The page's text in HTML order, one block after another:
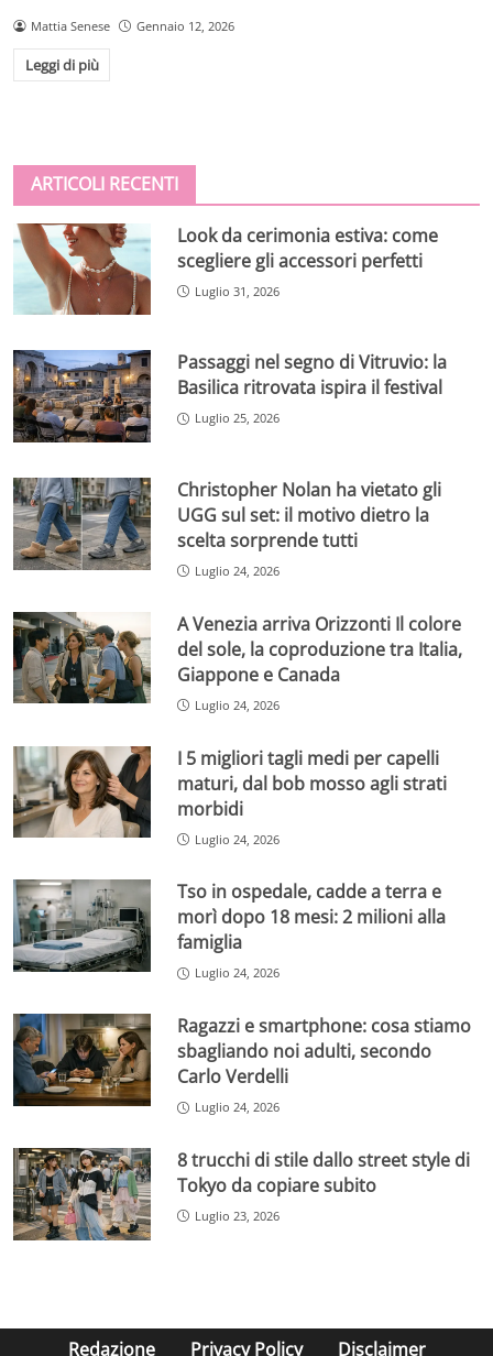
Mattia Senese Gennaio 12, 2026
Leggi di più
ARTICOLI RECENTI
Look da cerimonia estiva: come
scegliere gli accessori perfetti
Luglio 31, 2026
Passaggi nel segno di Vitruvio: la
Basilica ritrovata ispira il festival
Luglio 25, 2026
Christopher Nolan ha vietato gli
UGG sul set: il motivo dietro la
scelta sorprende tutti
Luglio 24, 2026
A Venezia arriva Orizzonti Il colore
del sole, la coproduzione tra Italia,
Giappone e Canada
Luglio 24, 2026
I 5 migliori tagli medi per capelli
maturi, dal bob mosso agli strati
morbidi
Luglio 24, 2026
Tso in ospedale, cadde a terra e
morì dopo 18 mesi: 2 milioni alla
famiglia
Luglio 24, 2026
Ragazzi e smartphone: cosa stiamo
sbagliando noi adulti, secondo
Carlo Verdelli
Luglio 24, 2026
8 trucchi di stile dallo street style di
Tokyo da copiare subito
Luglio 23, 2026
Redazione Privacy Policy Disclaimer